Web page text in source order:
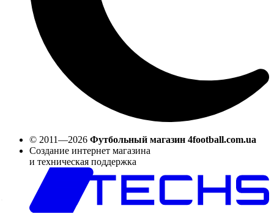
© 2011—2026 Футбольный магазин 4football.com.ua
Создание интернет магазина
и техническая поддержка